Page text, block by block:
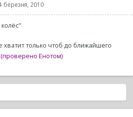
березня, 2010
хватит только чтоб до ближайшего
(проверено Енотом)